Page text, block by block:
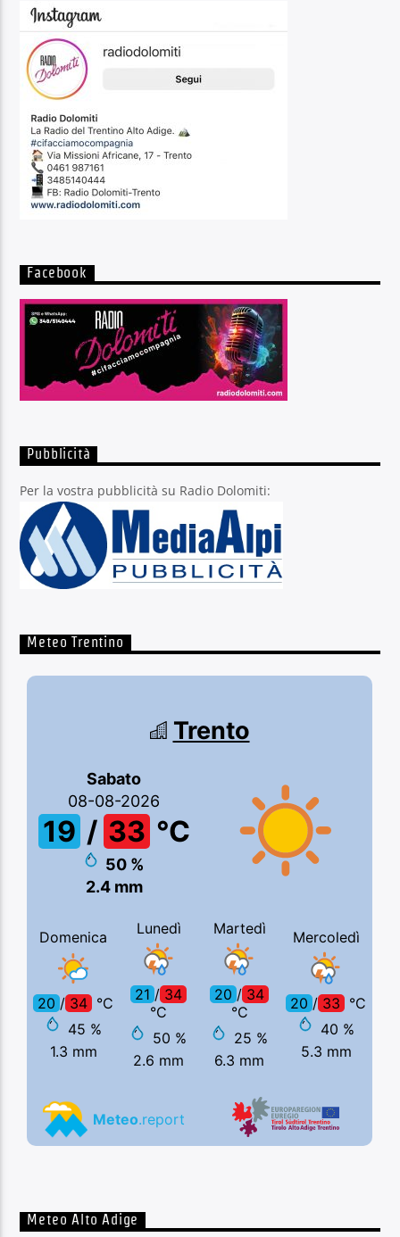
Facebook
Pubblicità
Per la vostra pubblicità su Radio Dolomiti:
Meteo Trentino
Meteo Alto Adige